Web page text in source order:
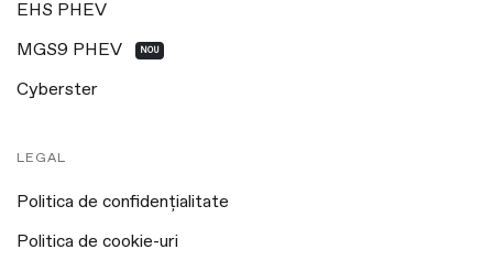
EHS PHEV
MGS9 PHEV NOU
Cyberster
LEGAL
Politica de confidențialitate
Politica de cookie-uri